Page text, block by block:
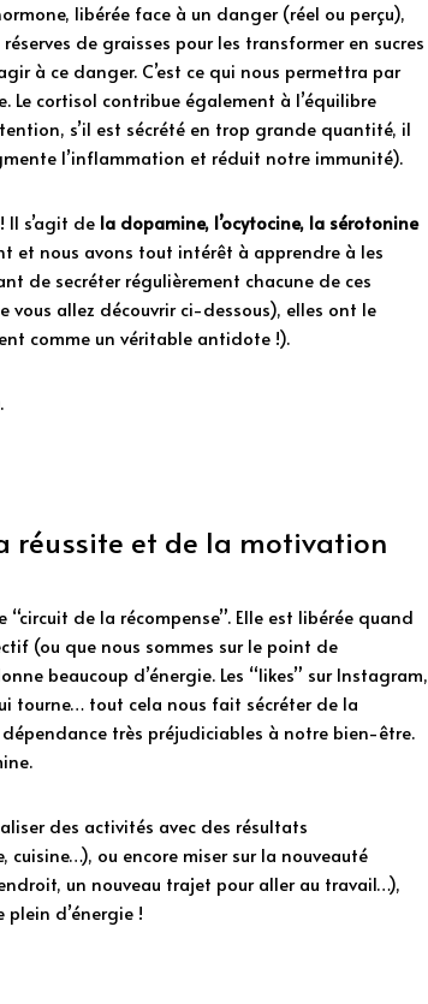
libérée face à un danger (réel ou perçu),
de graisses pour les transformer en sucres
à ce danger. C’est ce qui nous permettra par
Le cortisol contribue également à l’équilibre
s’il est sécrété en trop grande quantité, il
l’inflammation et réduit notre immunité).
Il s’agit de la dopamine, l’ocytocine, la sérotonine
et nous avons tout intérêt à apprendre à les
de secréter régulièrement chacune de ces
vous allez découvrir ci-dessous), elles ont le
comme un véritable antidote !).
réussite et de la motivation
de la récompense”. Elle est libérée quand
(ou que nous sommes sur le point de
beaucoup d’énergie. Les “likes” sur Instagram,
tourne… tout cela nous fait sécréter de la
très préjudiciables à notre bien-être.
des activités avec des résultats
ou encore miser sur la nouveauté
un nouveau trajet pour aller au travail…),
d’énergie !